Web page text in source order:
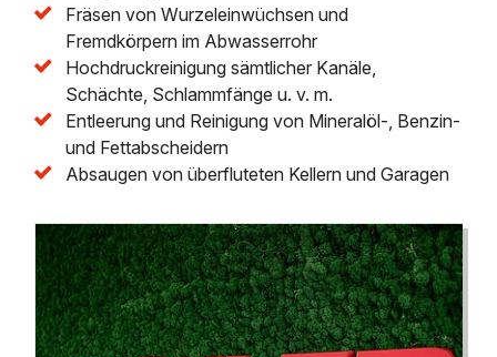
Fräsen von Wurzeleinwüchsen und
Fremdkörpern im Abwasserrohr
Hochdruckreinigung sämtlicher Kanäle,
Schächte, Schlammfänge u. v. m.
Entleerung und Reinigung von Mineralöl-, Benzin-
und Fettabscheidern
Absaugen von überfluteten Kellern und Garagen